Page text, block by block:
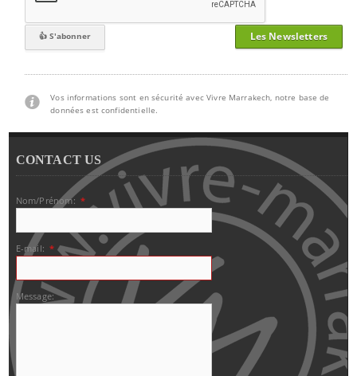
Les Newsletters
Vos informations sont en sécurité avec Vivre Marrakech, notre base de
données est confidentielle.
CONTACT US
Nom/Prénom: *
E-mail: *
Message: